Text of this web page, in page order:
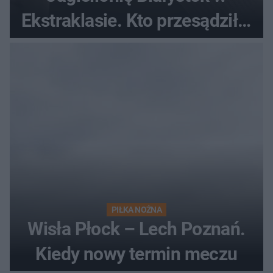
Ekstraklasie. Kto przesądził o
PIŁKA NOŻNA
Wisła Płock – Lech Poznań.
Kiedy nowy termin meczu